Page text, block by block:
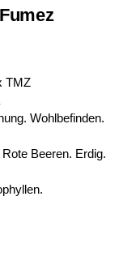
TMZ
Wohlbefinden.
Beeren. Erdig.